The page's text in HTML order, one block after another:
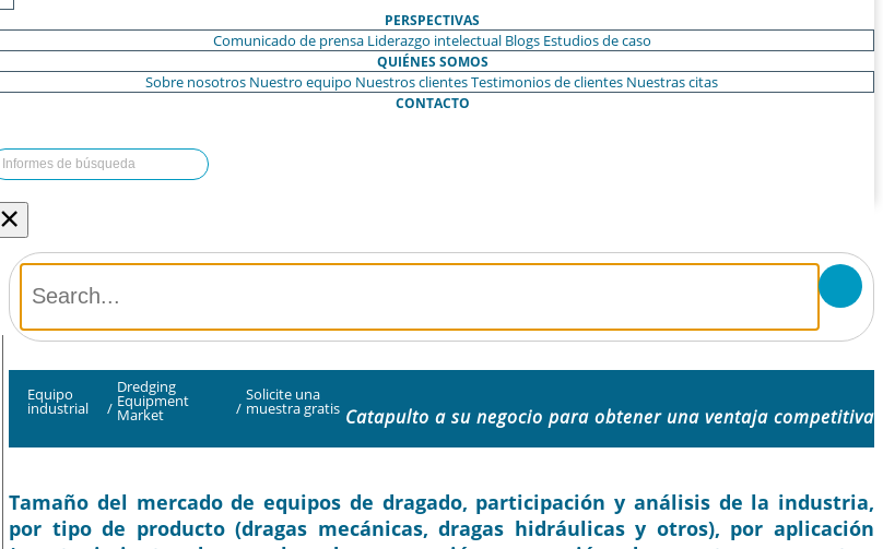
PERSPECTIVAS
Comunicado de prensa Liderazgo intelectual Blogs Estudios de caso
QUIÉNES SOMOS
Sobre nosotros Nuestro equipo Nuestros clientesTestimonios de clientes Nuestras citas
CONTACTO
×
Equipo
industrial /
Dredging
Equipment
Market /
Solicite una
muestra gratis Catapulto a su negocio para obtener una ventaja competitiva
Tamaño del mercado de equipos de dragado, participación y análisis de la industria,
por tipo de producto (dragas mecánicas, dragas hidráulicas y otros), por aplicación